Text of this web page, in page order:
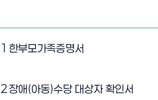
1 한부모가족증명서
2장애(아동)수당 대상자 확인서